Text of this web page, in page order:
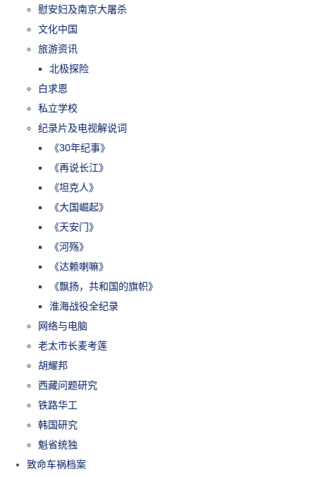
慰安妇及南京大屠杀
文化中国
旅游资讯
北极探险
白求恩
私立学校
纪录片及电视解说词
《30年纪事》
《再说长江》
《坦克人》
《大国崛起》
《天安门》
《河殇》
《达赖喇嘛》
《飘扬，共和国的旗帜》
淮海战役全纪录
网络与电脑
老太市长麦考莲
胡耀邦
西藏问题研究
铁路华工
韩国研究
魁省统独
致命车祸档案